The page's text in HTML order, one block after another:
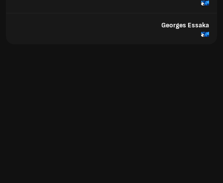
Georges Essaka